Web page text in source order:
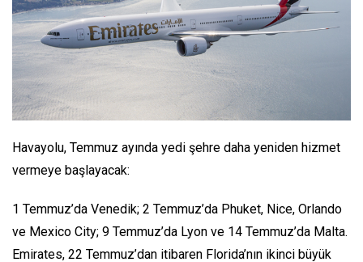
Havayolu, Temmuz ayında yedi şehre daha yeniden hizmet
vermeye başlayacak:
1 Temmuz’da Venedik; 2 Temmuz’da Phuket, Nice, Orlando
ve Mexico City; 9 Temmuz’da Lyon ve 14 Temmuz’da Malta.
Emirates, 22 Temmuz’dan itibaren Florida’nın ikinci büyük